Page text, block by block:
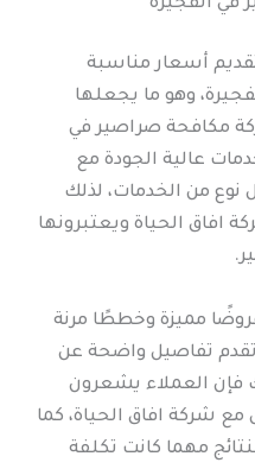
أسعار مناسبة
وهو ما يجعلها
مكافحة صراصير في
عالية الجودة مع
من الخدمات، لذلك
افاق الحياة ويعتبرونها
مميزة وخططًا مرنة
تقدم تفاصيل واضحة عن
فإن العملاء يشعرون
مع شركة افاق الحياة، كما
مهما كانت تكلفة